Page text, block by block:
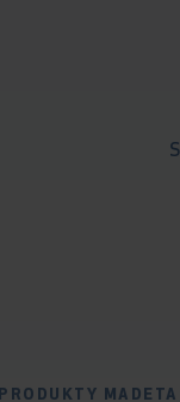
PRODUKTY MADETA